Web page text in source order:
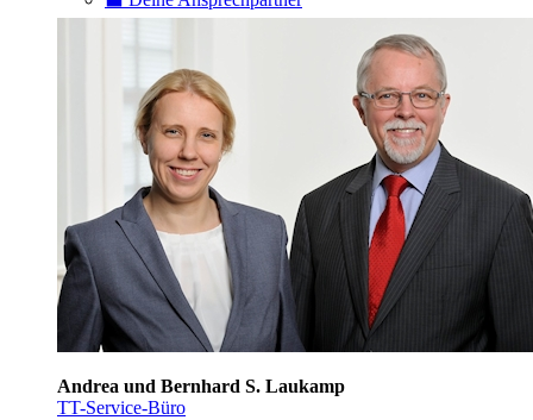
Andrea und Bernhard S. Laukamp
TT-Service-Büro